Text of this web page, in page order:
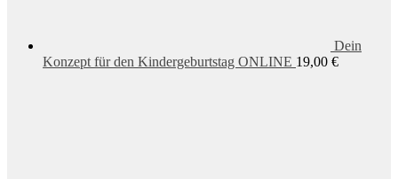
Dein
Konzept für den Kindergeburtstag ONLINE 19,00 €